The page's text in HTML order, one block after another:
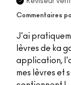
Commentaires
J'ai
lèvres de ka
application,
mes lèvres et